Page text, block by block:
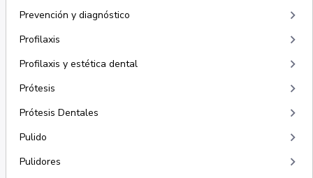
Prevención y diagnóstico keyboard_arrow_right
Profilaxis keyboard_arrow_right
Profilaxis y estética dental keyboard_arrow_right
Prótesis keyboard_arrow_right
Prótesis Dentales keyboard_arrow_right
Pulido keyboard_arrow_right
Pulidores keyboard_arrow_right